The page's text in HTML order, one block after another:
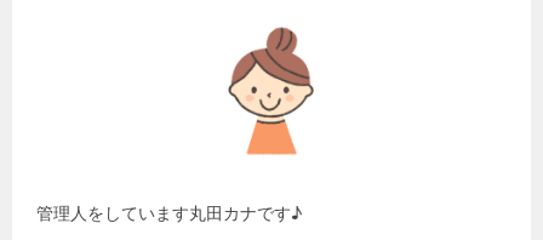
管理人をしています丸田カナです♪